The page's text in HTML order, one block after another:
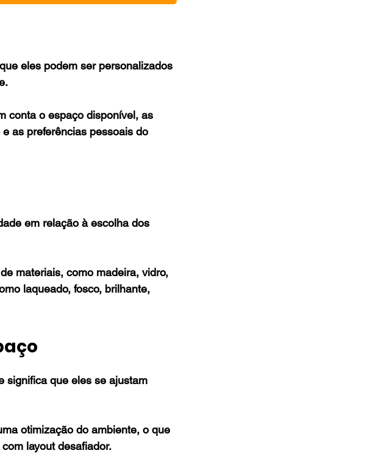
eles podem ser personalizados
conta o espaço disponível, as
as preferências pessoais do
em relação à escolha dos
materiais, como madeira, vidro,
laqueado, fosco, brilhante,
significa que eles se ajustam
otimização do ambiente, o que
layout desafiador.